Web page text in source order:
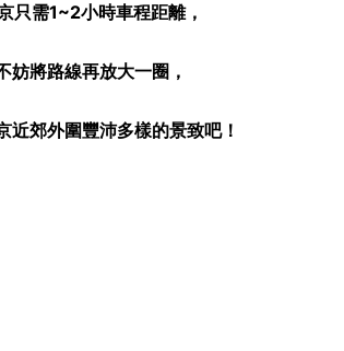
只需1~2小時車程距離，
妨將路線再放大一圈，
郊外圍豐沛多樣的景致吧！